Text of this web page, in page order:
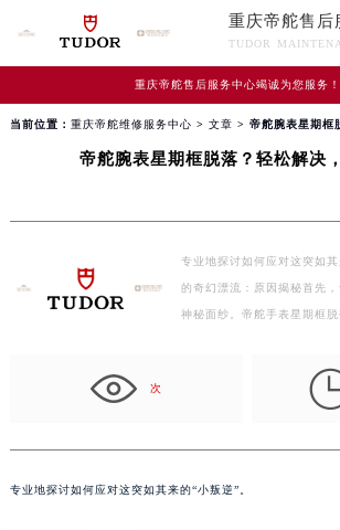
重庆帝舵售后
TUDOR
重庆帝舵售后服务中心竭诚为您服务！
当前位置： 重庆帝舵维修服务中心 > 文章 > 帝舵腕表星期框
帝舵腕表星期框脱落？轻松解决
专业地探讨如何应对这突如
的奇幻漂流：原因揭秘首先
神秘面纱。帝舵手表星期框
次
专业地探讨如何应对这突如其来的“小叛逆”。